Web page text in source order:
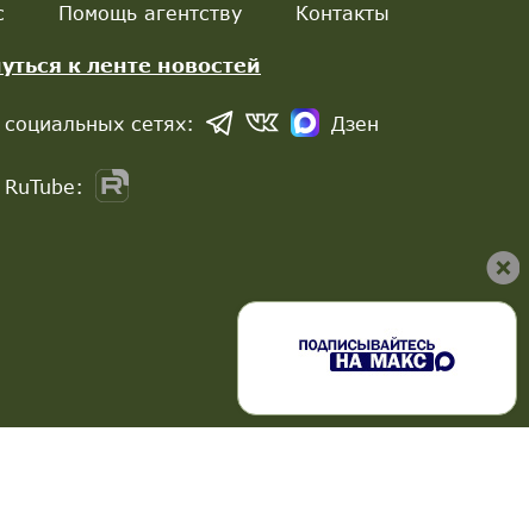
Помощь агентству Контакты
к ленте новостей
сетях: Дзен